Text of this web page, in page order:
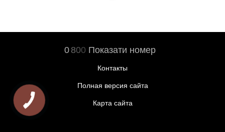
0 800 Показати номер
Контакты
Полная версия сайта
Карта сайта